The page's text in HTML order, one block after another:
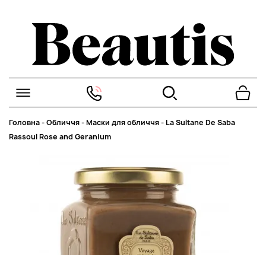
Головна-Обличчя-Маски для обличчя- La Sultane De Saba
Rassoul Rose and Geranium